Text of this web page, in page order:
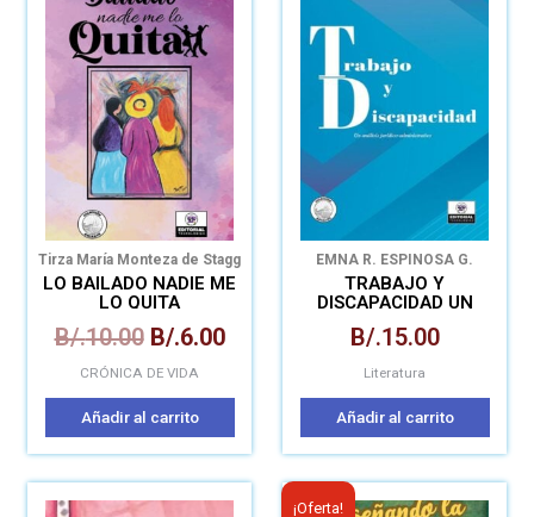
Tirza María Monteza de Stagg
LO BAILADO NADIE ME
LO QUITA
B/.10.00
original
era:
B/.10.00.
B/.6.00
actual
CRÓNICA DE VIDA
Añadir al carrito
EMNA R. ESPINOSA G.
TRABAJO Y
DISCAPACIDAD UN
ADMINISTRATIVO
B/.15.00
Literatura
Añadir al carrito
¡Oferta!
El
El